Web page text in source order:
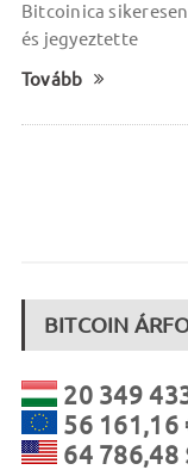
Bitcoinica
és jegyeztette
Tovább
BITCOIN
20 349
56 161,16
64 786,48